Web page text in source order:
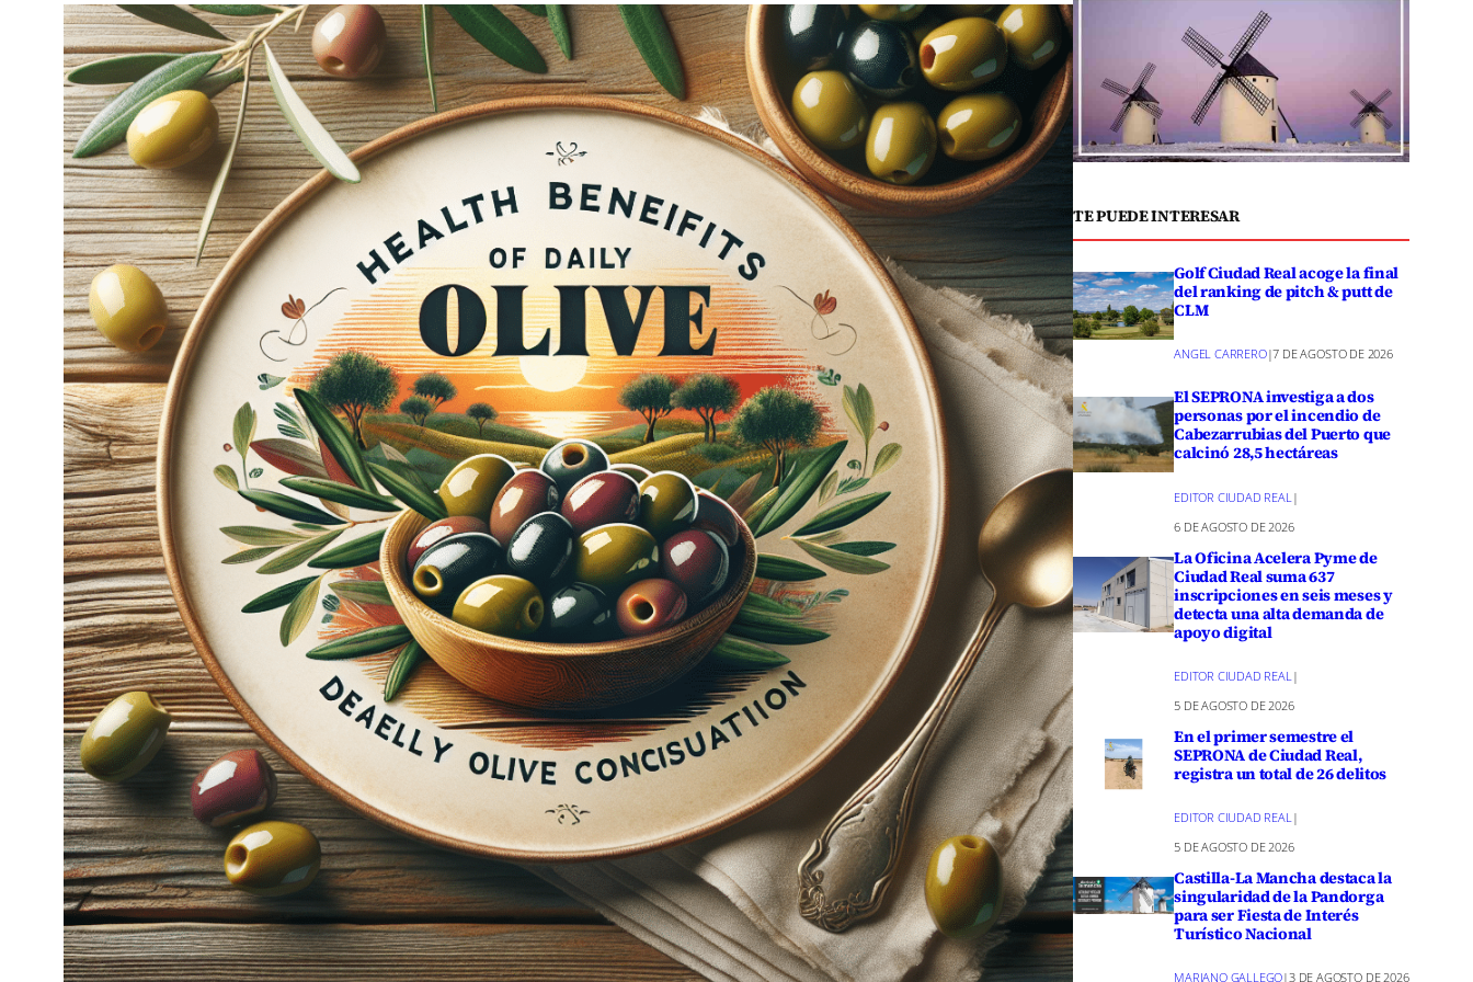
TE PUEDE INTERESAR
Golf Ciudad Real acoge la final
del ranking de pitch & putt de
CLM
ANGEL CARRERO|7 DE AGOSTO DE 2026
El SEPRONA investiga a dos
personas por el incendio de
Cabezarrubias del Puerto que
calcinó 28,5 hectáreas
EDITOR CIUDAD REAL |
6 DE AGOSTO DE 2026
La Oficina Acelera Pyme de
Ciudad Real suma 637
inscripciones en seis meses y
detecta una alta demanda de
apoyo digital
EDITOR CIUDAD REAL |
5 DE AGOSTO DE 2026
En el primer semestre el
SEPRONA de Ciudad Real,
registra un total de 26 delitos
EDITOR CIUDAD REAL|
5 DE AGOSTO DE 2026
Castilla-La Mancha destaca la
singularidad de la Pandorga
para ser Fiesta de Interés
Turístico Nacional
MARIANO GALLEGO|3 DE AGOSTO DE 2026